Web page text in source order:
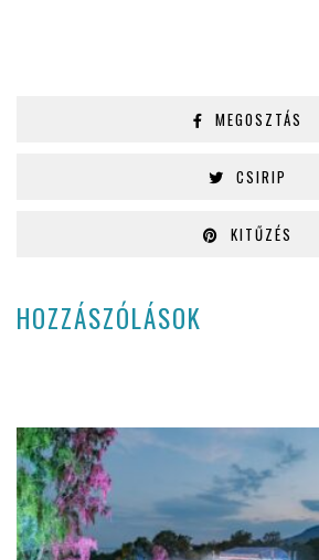
MEGOSZTÁS
CSIRIP
KITŰZÉS
HOZZÁSZÓLÁSOK